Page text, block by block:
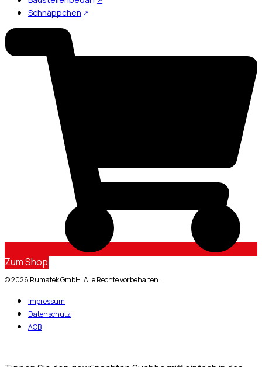
Schnäppchen
Zum Shop
© 2026 Rumatek GmbH. Alle Rechte vorbehalten.
Impressum
Datenschutz
AGB